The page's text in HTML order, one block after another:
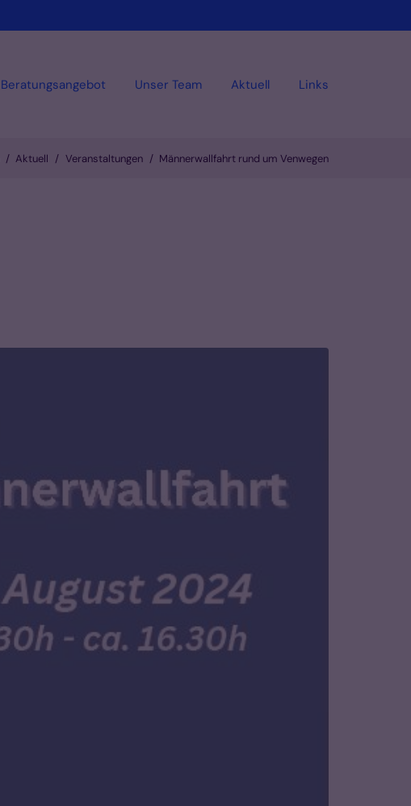
Beratungsangebot Unser Team Aktuell Links
Aktuell Veranstaltungen Männerwallfahrt rund um Venwegen